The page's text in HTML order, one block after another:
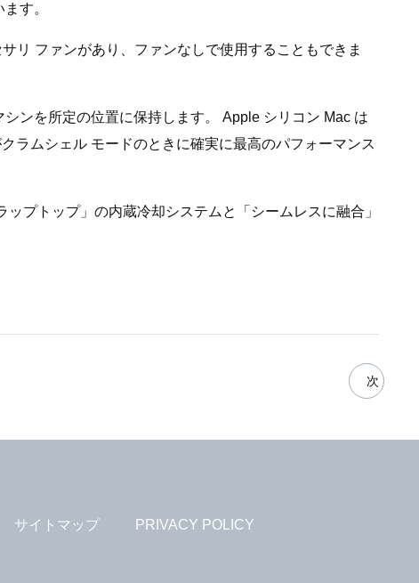
す。
リ ファンがあり、ファンなしで使用することもできま
ンを所定の位置に保持します。 Apple シリコン Mac は
ラムシェル モードのときに確実に最高のパフォーマンス
プトップ」の内蔵冷却システムと「シームレスに融合」
次
サイトマップ PRIVACY POLICY